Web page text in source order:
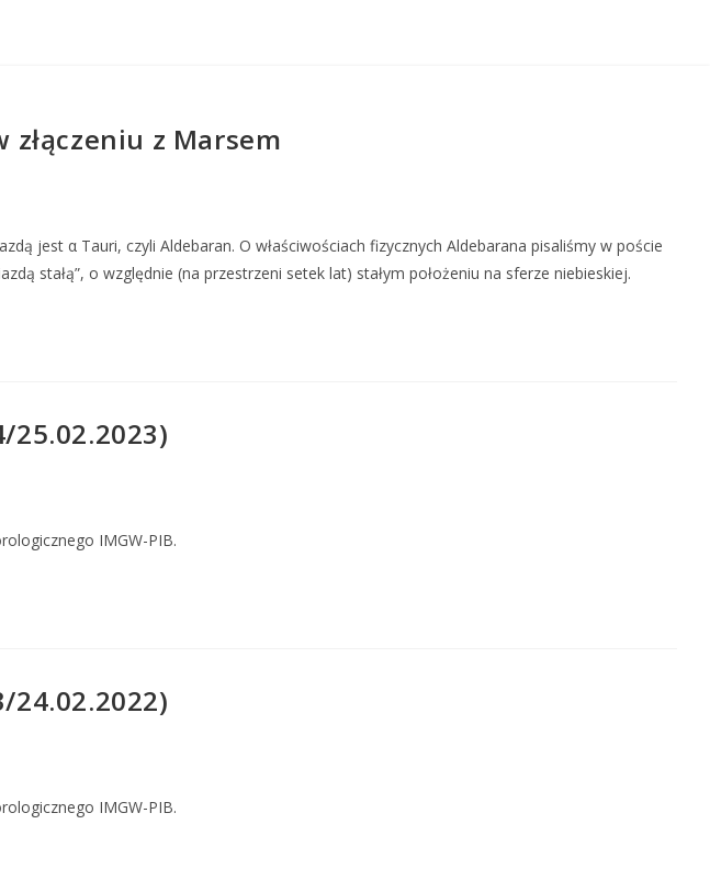
z Marsem
jest α Tauri, czyli Aldebaran. O właściwościach fizycznych Aldebarana pisaliśmy w poście
stałą”, o względnie (na przestrzeni setek lat) stałym położeniu na sferze niebieskiej.
25.02.2023)
IMGW-PIB.
24.02.2022)
IMGW-PIB.